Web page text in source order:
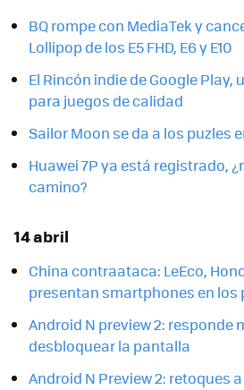
BQ rompe con MediaTek y
Lollipop de los E5 FHD, E6 y E10
El Rincón indie de Google
para juegos de calidad
Sailor Moon se da a los puzles
Huawei 7P ya está registrado,
camino?
14 abril
China contraataca: LeEco,
presentan smartphones en los
Android N preview 2: responde
desbloquear la pantalla
Android N Preview 2: retoques